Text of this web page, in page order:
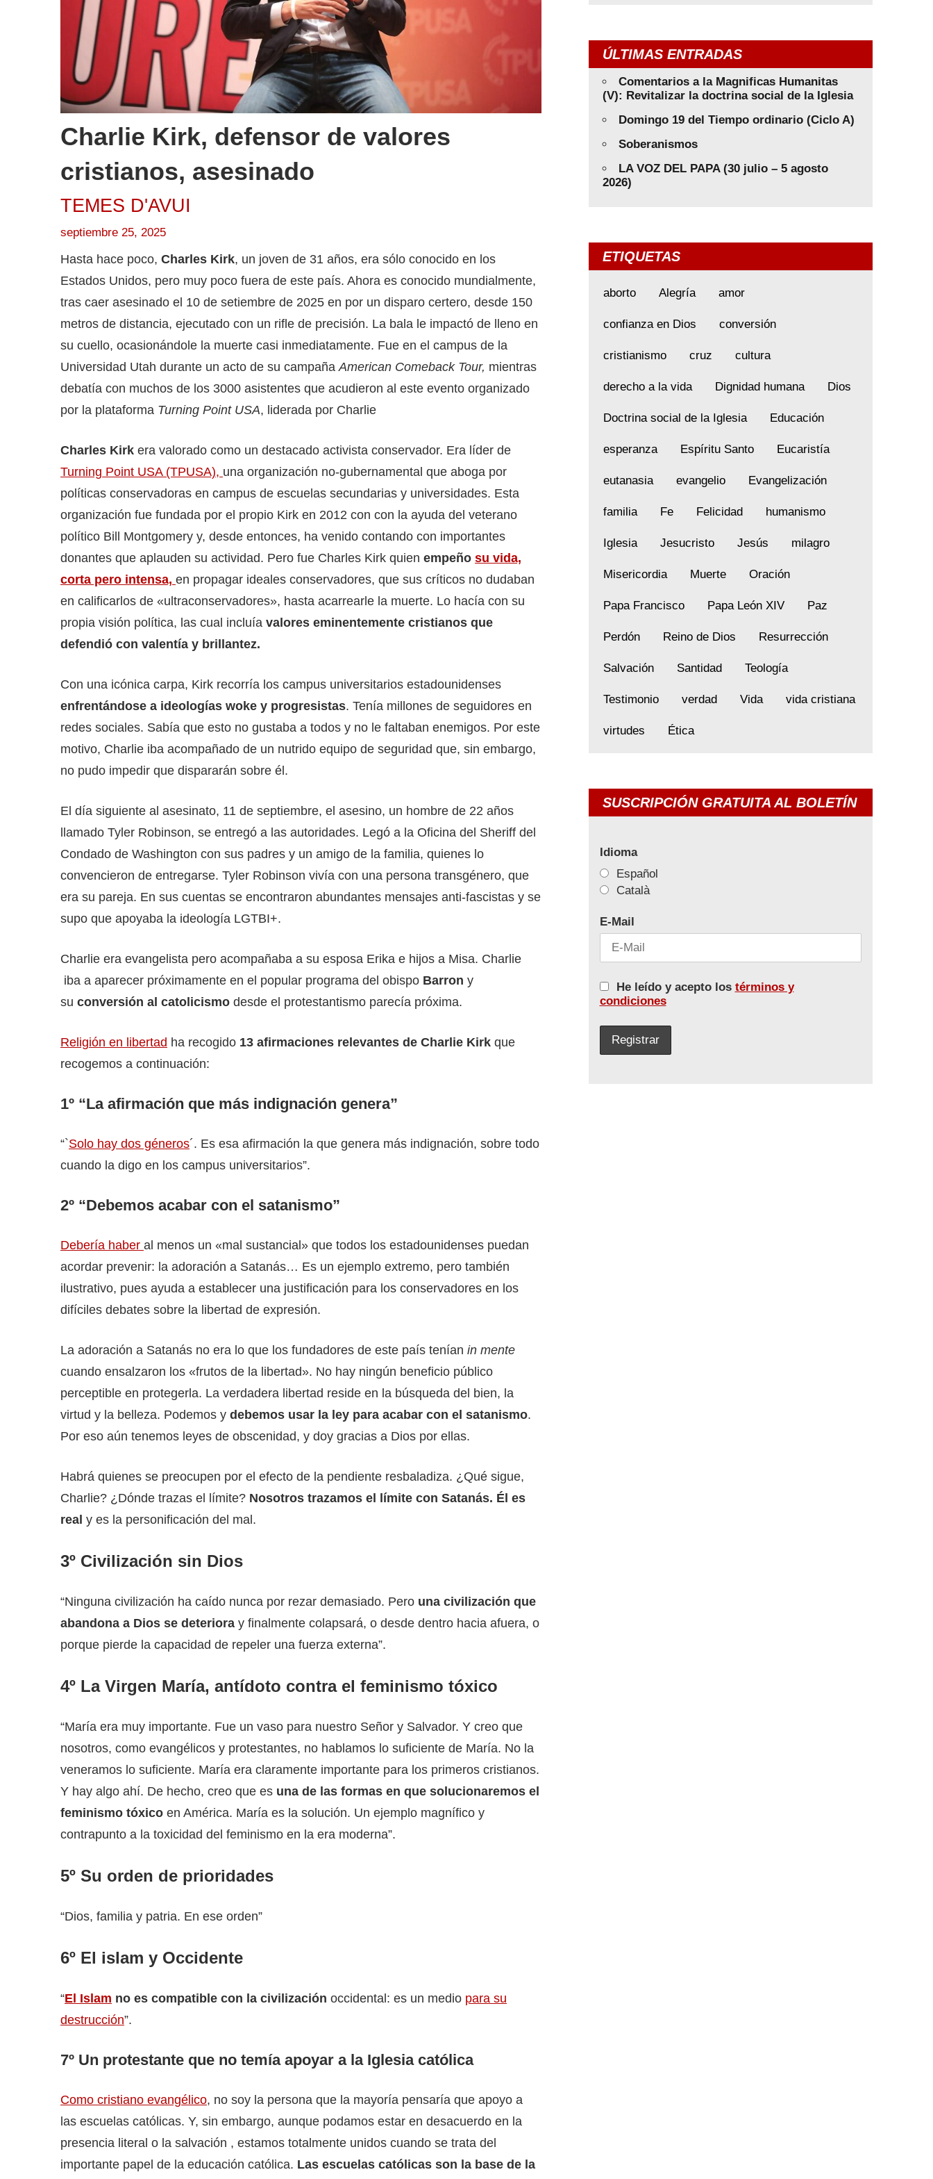
Charlie Kirk, defensor de valores
cristianos, asesinado
TEMES D'AVUI
septiembre 25, 2025
Hasta hace poco, Charles Kirk, un joven de 31 años, era sólo conocido en los
Estados Unidos, pero muy poco fuera de este país. Ahora es conocido mundialmente,
tras caer asesinado el 10 de setiembre de 2025 en por un disparo certero, desde 150
metros de distancia, ejecutado con un rifle de precisión. La bala le impactó de lleno en
su cuello, ocasionándole la muerte casi inmediatamente. Fue en el campus de la
Universidad Utah durante un acto de su campaña American Comeback Tour, mientras
debatía con muchos de los 3000 asistentes que acudieron al este evento organizado
por la plataforma Turning Point USA, liderada por Charlie
Charles Kirk era valorado como un destacado activista conservador. Era líder de
Turning Point USA (TPUSA), una organización no-gubernamental que aboga por
políticas conservadoras en campus de escuelas secundarias y universidades. Esta
organización fue fundada por el propio Kirk en 2012 con con la ayuda del veterano
político Bill Montgomery y, desde entonces, ha venido contando con importantes
donantes que aplauden su actividad. Pero fue Charles Kirk quien empeño su vida,
corta pero intensa, en propagar ideales conservadores, que sus críticos no dudaban
en calificarlos de «ultraconservadores», hasta acarrearle la muerte. Lo hacía con su
propia visión política, las cual incluía valores eminentemente cristianos que
defendió con valentía y brillantez.
Con una icónica carpa, Kirk recorría los campus universitarios estadounidenses
enfrentándose a ideologías woke y progresistas. Tenía millones de seguidores en
redes sociales. Sabía que esto no gustaba a todos y no le faltaban enemigos. Por este
motivo, Charlie iba acompañado de un nutrido equipo de seguridad que, sin embargo,
no pudo impedir que dispararán sobre él.
El día siguiente al asesinato, 11 de septiembre, el asesino, un hombre de 22 años
llamado Tyler Robinson, se entregó a las autoridades. Legó a la Oficina del Sheriff del
Condado de Washington con sus padres y un amigo de la familia, quienes lo
convencieron de entregarse. Tyler Robinson vivía con una persona transgénero, que
era su pareja. En sus cuentas se encontraron abundantes mensajes anti-fascistas y se
supo que apoyaba la ideología LGTBI+.
Charlie era evangelista pero acompañaba a su esposa Erika e hijos a Misa. Charlie
iba a aparecer próximamente en el popular programa del obispo Barron y
su conversión al catolicismo desde el protestantismo parecía próxima.
Religión en libertad ha recogido 13 afirmaciones relevantes de Charlie Kirk que
recogemos a continuación:
1º “La afirmación que más indignación genera”
“`Solo hay dos géneros´. Es esa afirmación la que genera más indignación, sobre todo
cuando la digo en los campus universitarios”.
2º “Debemos acabar con el satanismo”
Debería haber al menos un «mal sustancial» que todos los estadounidenses puedan
acordar prevenir: la adoración a Satanás… Es un ejemplo extremo, pero también
ilustrativo, pues ayuda a establecer una justificación para los conservadores en los
difíciles debates sobre la libertad de expresión.
La adoración a Satanás no era lo que los fundadores de este país tenían in mente
cuando ensalzaron los «frutos de la libertad». No hay ningún beneficio público
perceptible en protegerla. La verdadera libertad reside en la búsqueda del bien, la
virtud y la belleza. Podemos y debemos usar la ley para acabar con el satanismo.
Por eso aún tenemos leyes de obscenidad, y doy gracias a Dios por ellas.
Habrá quienes se preocupen por el efecto de la pendiente resbaladiza. ¿Qué sigue,
Charlie? ¿Dónde trazas el límite? Nosotros trazamos el límite con Satanás. Él es
real y es la personificación del mal.
3º Civilización sin Dios
“Ninguna civilización ha caído nunca por rezar demasiado. Pero una civilización que
abandona a Dios se deteriora y finalmente colapsará, o desde dentro hacia afuera, o
porque pierde la capacidad de repeler una fuerza externa”.
4º La Virgen María, antídoto contra el feminismo tóxico
“María era muy importante. Fue un vaso para nuestro Señor y Salvador. Y creo que
nosotros, como evangélicos y protestantes, no hablamos lo suficiente de María. No la
veneramos lo suficiente. María era claramente importante para los primeros cristianos.
Y hay algo ahí. De hecho, creo que es una de las formas en que solucionaremos el
feminismo tóxico en América. María es la solución. Un ejemplo magnífico y
contrapunto a la toxicidad del feminismo en la era moderna”.
5º Su orden de prioridades
“Dios, familia y patria. En ese orden”
6º El islam y Occidente
“El Islam no es compatible con la civilización occidental: es un medio para su
destrucción”.
7º Un protestante que no temía apoyar a la Iglesia católica
Como cristiano evangélico, no soy la persona que la mayoría pensaría que apoyo a
las escuelas católicas. Y, sin embargo, aunque podamos estar en desacuerdo en la
presencia literal o la salvación , estamos totalmente unidos cuando se trata del
importante papel de la educación católica. Las escuelas católicas son la base de la
ÚLTIMAS ENTRADAS
Comentarios a la Magnificas Humanitas
(V): Revitalizar la doctrina social de la Iglesia
Domingo 19 del Tiempo ordinario (Ciclo A)
Soberanismos
LA VOZ DEL PAPA (30 julio – 5 agosto
2026)
ETIQUETAS
aborto Alegría amor
confianza en Dios conversión
cristianismo cruz cultura
derecho a la vida Dignidad humana Dios
Doctrina social de la Iglesia Educación
esperanza Espíritu Santo Eucaristía
eutanasia evangelio Evangelización
familia Fe Felicidad humanismo
Iglesia Jesucristo Jesús milagro
Misericordia Muerte Oración
Papa Francisco Papa León XIV Paz
Perdón Reino de Dios Resurrección
Salvación Santidad Teología
Testimonio verdad Vida vida cristiana
virtudes Ética
SUSCRIPCIÓN GRATUITA AL BOLETÍN
Idioma
Español
Català
E-Mail
He leído y acepto los términos y
condiciones